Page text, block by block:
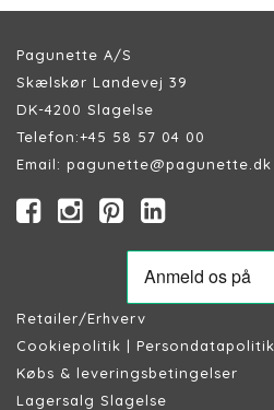
Pagunette A/S
Skælskør Landevej 39
DK-4200 Slagelse
Telefon:+45 58 57 04 00
Email: pagunette@pagunette.dk
Retailer/Erhverv
Cookiepolitik | Persondatapolitik
Købs & leveringsbetingelser
Lagersalg Slagelse